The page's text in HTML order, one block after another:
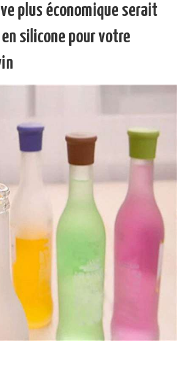
plus économique serait
en silicone pour votre